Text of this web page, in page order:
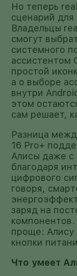
Но теперь
сценарий для
Владельцы
смогут
системного
ассистентом
простой
а о выборе
внутри
этом
сам решает,
Разница
16 Pro+
Алисы даже с
благодаря
цифрового
говоря,
заряд на
проще: Алису
кнопки
Что умеет